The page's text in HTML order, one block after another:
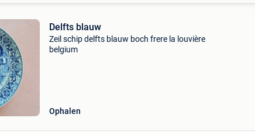
Delfts blauw
Zeil schip delfts blauw boch frere la louvière
belgium
Ophalen